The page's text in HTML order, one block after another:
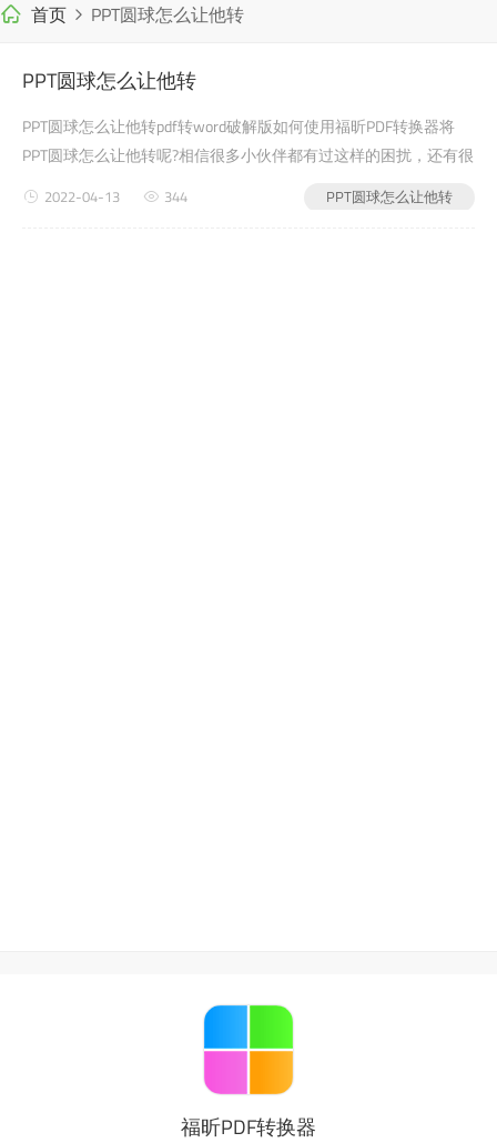
首页 PPT圆球怎么让他转
PPT圆球怎么让他转
PPT圆球怎么让他转pdf转word破解版如何使用福昕PDF转换器将
PPT圆球怎么让他转呢?相信很多小伙伴都有过这样的困扰，还有很
PPT圆球怎么让他转
2022-04-13 344
福昕PDF转换器